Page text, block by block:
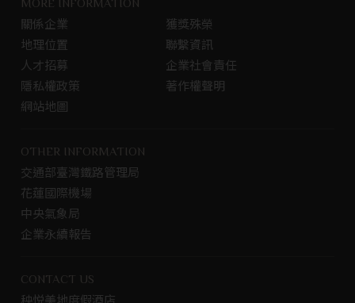
b
o
o
k
頁
m
MORE INFORMATION
關係企業
獲獎殊榮
地理位置
聯繫資訊
人才招募
企業社會責任
隱私權政策
著作權聲明
網站地圖
OTHER INFORMATION
交通部臺灣鐵路管理局
花蓮國際機場
中央氣象局
企業永續報告
CONTACT US